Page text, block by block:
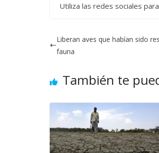
Utiliza las redes sociales
Liberan aves que habían sido
fauna
También te